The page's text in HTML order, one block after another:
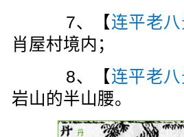
7、【连平老
肖屋村境内；
8、【连平老
岩山的半山腰。